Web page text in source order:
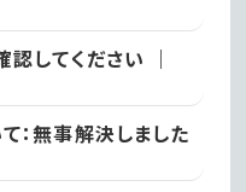
してください ｜
：無事解決しました